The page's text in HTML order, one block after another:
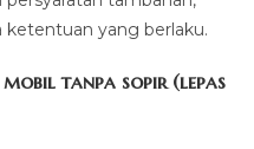
yang berlaku.
mobil tanpa sopir (lepas